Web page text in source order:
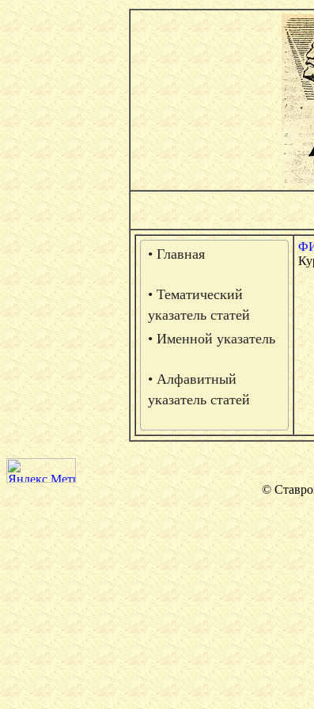
• Главная
• Тематический
указатель статей
• Именной указатель
• Алфавитный
указатель статей
©